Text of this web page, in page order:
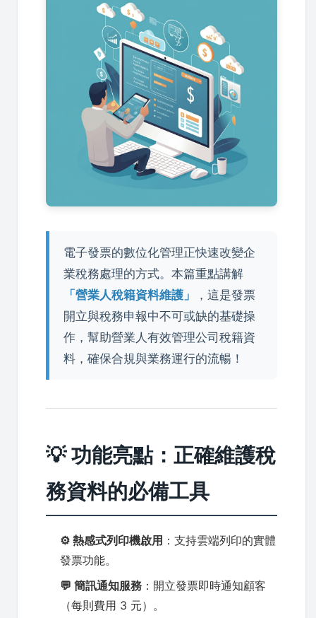
電子發票的數位化管理正快速改變企
業稅務處理的方式。本篇重點講解
「營業人稅籍資料維護」
，這是發票
開立與稅務申報中不可或缺的基礎操
作，幫助營業人有效管理公司稅籍資
料，確保合規與業務運行的流暢！
💡 功能亮點：正確維護稅
務資料的必備工具
⚙️ 熱感式列印機啟用 ：支持雲端列印的實體
發票功能。
💬 簡訊通知服務 ：開立發票即時通知顧客
（每則費用 3 元）。